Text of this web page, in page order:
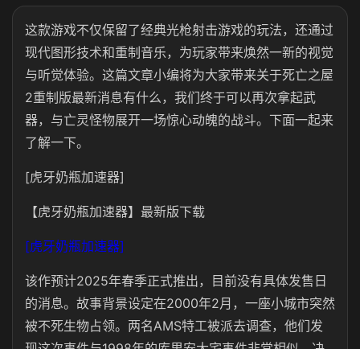
这款游戏不仅保留了经典光枪射击游戏的玩法，还通过
现代图形技术和重制音乐，为玩家带来焕然一新的视觉
与听觉体验。这篇文章小编将为大家带来关于死亡之屋
2重制版最新消息有什么，我们终于可以再次拿起武
器，与亡灵怪物展开一场惊心动魄的战斗。下面一起来
了解一下。
[虎牙奶瓶加速器]
【虎牙奶瓶加速器】最新版下载
[虎牙奶瓶加速器]
该作预计2025年春季正式推出，目前没有具体发售日
的消息。故事背景设定在2000年2月，一座小城市突然
被不死生物占领。两名AMS特工被派去调查，他们发